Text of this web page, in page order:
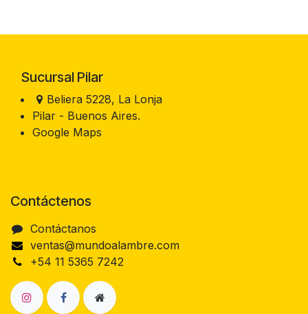
Sucursal Pilar
Beliera 5228, La Lonja
Pilar - Buenos Aires.
Google Maps
Contáctenos
Contáctanos
ventas@mundoalambre.com
+54 11 5365 7242